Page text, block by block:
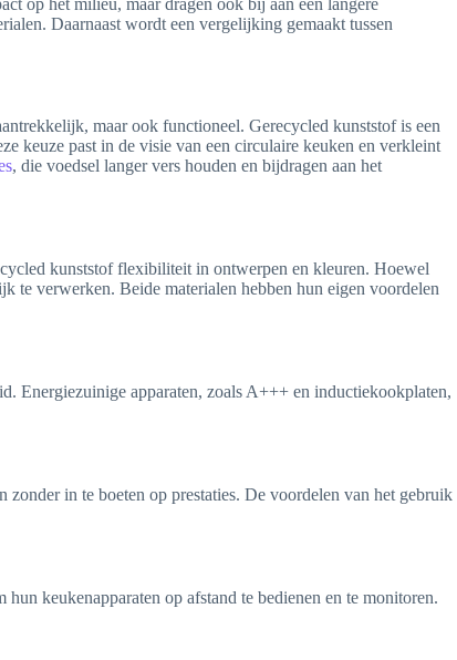
Daarnaast wordt een vergelijking gemaakt tussen
maar ook functioneel. Gerecycled kunststof is een
keuze past in de visie van een circulaire keuken en verkleint
, die voedsel langer vers houden en bijdragen aan het
kunststof flexibiliteit in ontwerpen en kleuren. Hoewel
te verwerken. Beide materialen hebben hun eigen voordelen
Energiezuinige apparaten, zoals A+++ en inductiekookplaten,
in te boeten op prestaties. De voordelen van het gebruik
keukenapparaten op afstand te bedienen en te monitoren.